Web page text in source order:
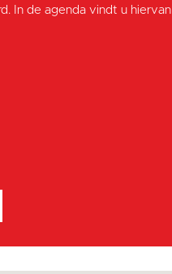
In de agenda vindt u hiervan